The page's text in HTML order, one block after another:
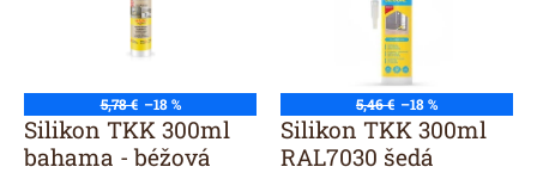
u
k
u
5,78 € –18 %
Silikon TKK 300ml
bahama - béžová
5,46 € –18 %
Silikon TKK 300ml
RAL7030 šedá